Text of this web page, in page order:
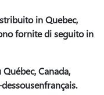
in Quebec,
fornite di seguito in
Canada,